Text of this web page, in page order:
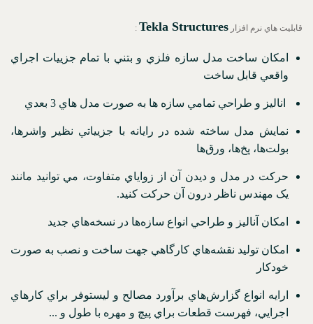
قابليت هاي نرم افزار Tekla Structures
:
امکان ساخت مدل سازه فلزي و بتني با تمام جزييات اجراي
واقعي قابل ساخت
اناليز و طراحي تمامي سازه ها به صورت مدل هاي 3 بعدي
نمايش مدل ساخته شده در رايانه با جزيياتي نظير واشرها،
بولت‌ها، پخ‌ها، ورق‌ها
حرکت در مدل و ديدن آن از زواياي متفاوت، مي توانيد مانند
يک مهندس ناظر درون آن حرکت كنيد.
امكان آناليز و طراحي انواع سازه‌ها در نسخه‌هاي جديد
امكان توليد نقشه‌هاي كارگاهي جهت ساخت و نصب به صورت
خودكار
ارايه انواع گزارش‌هاي برآورد مصالح و ليستوفر براي كارهاي
اجرايي، فهرست قطعات براي پيچ و مهره با طول و ...